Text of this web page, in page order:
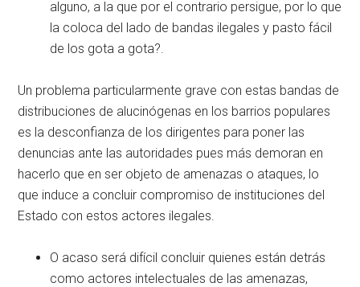
alguno, a la que por el contrario persigue, por lo que
la coloca del lado de bandas ilegales y pasto fácil
de los gota a gota?.
Un problema particularmente grave con estas bandas de
distribuciones de alucinógenas en los barrios populares
es la desconfianza de los dirigentes para poner las
denuncias ante las autoridades pues más demoran en
hacerlo que en ser objeto de amenazas o ataques, lo
que induce a concluir compromiso de instituciones del
Estado con estos actores ilegales.
O acaso será difícil concluir quienes están detrás
como actores intelectuales de las amenazas,